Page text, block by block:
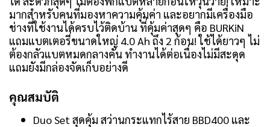
มากสำหรับคนที่มองหาความคุ้มค่า และอยากมีเครื่องมือ
ช่างที่ใช้งานได้ครบไว้ติดบ้าน ที่คุ้มค่าสุดๆ คือ BURKiN
แถมแบตเตอรี่ขนาดใหญ่ 4.0 Ah ถึง 2 ก้อน! ใช้ได้ยาวๆ ไม่
ต้องกลัวแบตหมดกลางคัน ทำงานได้ต่อเนื่องไม่มีสะดุด
แถมยังมีกล่องจัดเก็บอย่างดี
คุณสมบัติ
Duo Set สุดคุ้ม สว่านกระแทกไร้สาย BBD400 และ